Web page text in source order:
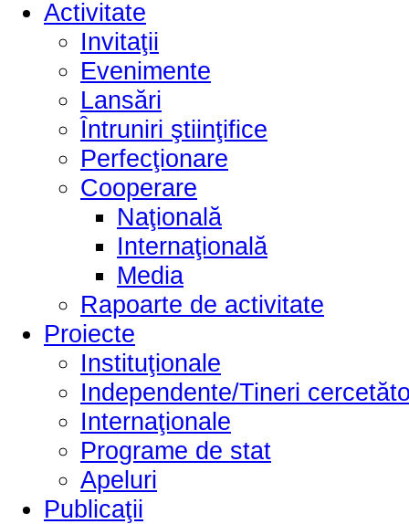
Activitate
Invitaţii
Evenimente
Lansări
Întruniri ştiinţifice
Perfecţionare
Cooperare
Naţională
Internaţională
Media
Rapoarte de activitate
Proiecte
Instituţionale
Independente/Tineri
Internaţionale
Programe de stat
Apeluri
Publicaţii